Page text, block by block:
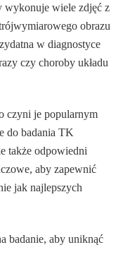
wykonuje wiele zdjęć z
obrazu
w diagnostyce
czy choroby układu
czyni je popularnym
do badania TK
także odpowiedni
aby zapewnić
jak najlepszych
badanie, aby uniknąć